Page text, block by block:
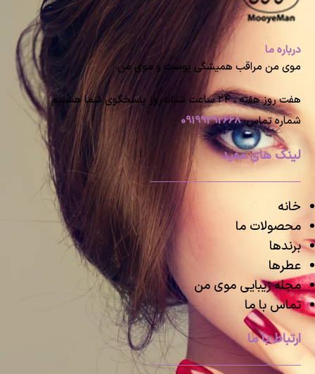
درباره ما
موی من مراقب همیشگی پوست و موی من
هفت روز هفته ، ۲۴ ساعت شبانه‌روز پاسخگوی شما هستیم
شماره تماس:09199292668
لینک های مفید
خانه
محصولات ما
برندها
عطرها
مجله زیبایی موی من
تماس با ما
ارتباط با ما